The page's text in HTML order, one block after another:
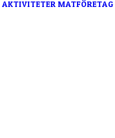
AKTIVITETER MATFÖRETAG